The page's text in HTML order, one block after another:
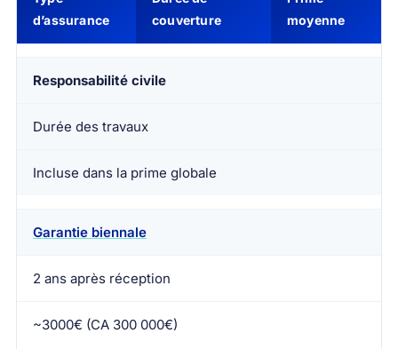
d’assurance
couverture
moyenne
Responsabilité civile
Durée des travaux
Incluse dans la prime globale
Garantie biennale
2 ans après réception
~3000€ (CA 300 000€)